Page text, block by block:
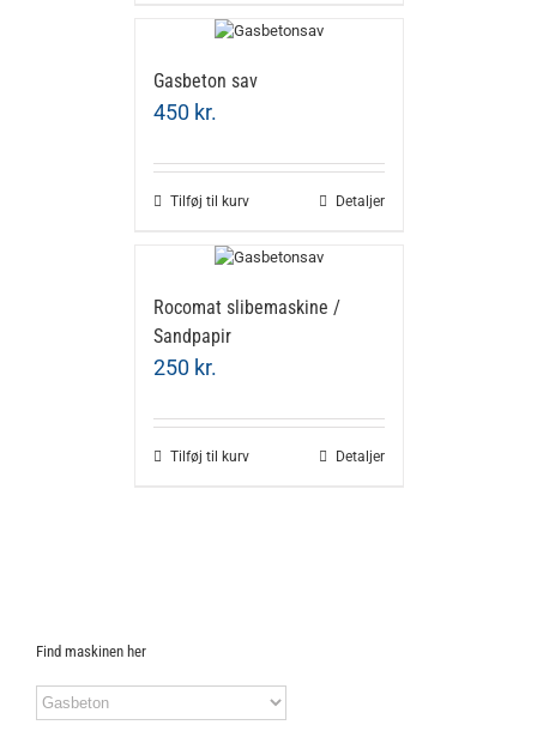
Gasbeton sav
450 kr.
Tilføj til kurv Detaljer
Rocomat slibemaskine /
Sandpapir
250 kr.
Tilføj til kurv Detaljer
Find maskinen her